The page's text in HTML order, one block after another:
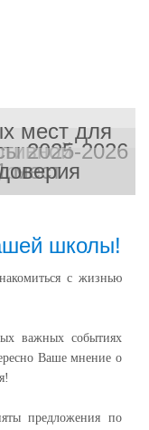
мест для
2025-2026
мест
школы!
с жизнью
важных событиях
Ваше мнение о
предложения по